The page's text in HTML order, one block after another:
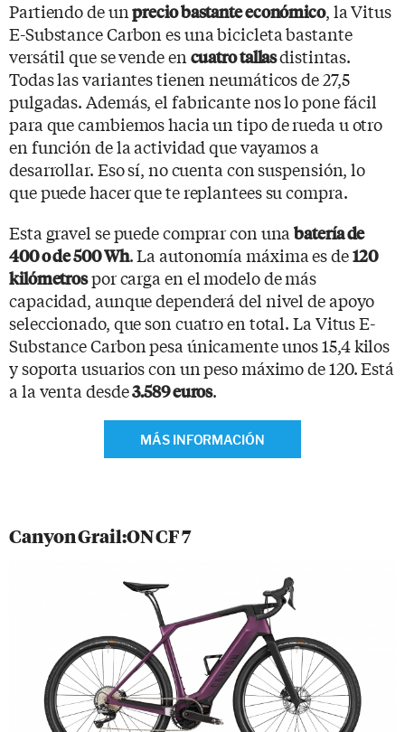
Partiendo de unprecio bastante económico, la Vitus
E-Substance Carbon es una bicicleta bastante
versátil que se vende en cuatro tallasdistintas.
Todas las variantes tienen neumáticos de 27,5
pulgadas. Además, el fabricante nos lo pone fácil
para que cambiemos hacia un tipo de rueda u otro
en función de la actividad que vayamos a
desarrollar. Eso sí, no cuenta con suspensión, lo
que puede hacer que te replantees su compra.
Esta gravel se puede comprar con unabatería de
400 o de 500 Wh. La autonomía máxima es de120
kilómetrospor carga en el modelo de más
capacidad, aunque dependerá del nivel de apoyo
seleccionado, que son cuatro en total. La Vitus E-
Substance Carbon pesa únicamente unos 15,4 kilos
y soporta usuarios con un peso máximo de 120. Está
a la venta desde3.589 euros.
MÁS INFORMACIÓN
Canyon Grail:ON CF 7